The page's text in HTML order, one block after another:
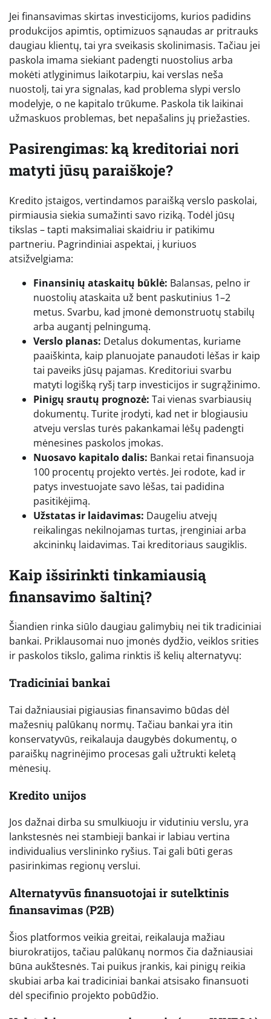
Jei finansavimas skirtas investicijoms, kurios padidins
produkcijos apimtis, optimizuos sąnaudas ar pritrauks
daugiau klientų, tai yra sveikasis skolinimasis. Tačiau jei
paskola imama siekiant padengti nuostolius arba
mokėti atlyginimus laikotarpiu, kai verslas neša
nuostolį, tai yra signalas, kad problema slypi verslo
modelyje, o ne kapitalo trūkume. Paskola tik laikinai
užmaskuos problemas, bet nepašalins jų priežasties.
Pasirengimas: ką kreditoriai nori
matyti jūsų paraiškoje?
Kredito įstaigos, vertindamos paraišką verslo paskolai,
pirmiausia siekia sumažinti savo riziką. Todėl jūsų
tikslas – tapti maksimaliai skaidriu ir patikimu
partneriu. Pagrindiniai aspektai, į kuriuos
atsižvelgiama:
Finansinių ataskaitų būklė: Balansas, pelno ir
nuostolių ataskaita už bent paskutinius 1–2
metus. Svarbu, kad įmonė demonstruotų stabilų
arba augantį pelningumą.
Verslo planas: Detalus dokumentas, kuriame
paaiškinta, kaip planuojate panaudoti lėšas ir kaip
tai paveiks jūsų pajamas. Kreditoriui svarbu
matyti logišką ryšį tarp investicijos ir sugrąžinimo.
Pinigų srautų prognozė: Tai vienas svarbiausių
dokumentų. Turite įrodyti, kad net ir blogiausiu
atveju verslas turės pakankamai lėšų padengti
mėnesines paskolos įmokas.
Nuosavo kapitalo dalis: Bankai retai finansuoja
100 procentų projekto vertės. Jei rodote, kad ir
patys investuojate savo lėšas, tai padidina
pasitikėjimą.
Užstatas ir laidavimas: Daugeliu atvejų
reikalingas nekilnojamas turtas, įrenginiai arba
akcininkų laidavimas. Tai kreditoriaus saugiklis.
Kaip išsirinkti tinkamiausią
finansavimo šaltinį?
Šiandien rinka siūlo daugiau galimybių nei tik tradiciniai
bankai. Priklausomai nuo įmonės dydžio, veiklos srities
ir paskolos tikslo, galima rinktis iš kelių alternatyvų:
Tradiciniai bankai
Tai dažniausiai pigiausias finansavimo būdas dėl
mažesnių palūkanų normų. Tačiau bankai yra itin
konservatyvūs, reikalauja daugybės dokumentų, o
paraiškų nagrinėjimo procesas gali užtrukti keletą
mėnesių.
Kredito unijos
Jos dažnai dirba su smulkiuoju ir vidutiniu verslu, yra
lankstesnės nei stambieji bankai ir labiau vertina
individualius verslininko ryšius. Tai gali būti geras
pasirinkimas regionų verslui.
Alternatyvūs finansuotojai ir sutelktinis
finansavimas (P2B)
Šios platformos veikia greitai, reikalauja mažiau
biurokratijos, tačiau palūkanų normos čia dažniausiai
būna aukštesnės. Tai puikus įrankis, kai pinigų reikia
skubiai arba kai tradiciniai bankai atsisako finansuoti
dėl specifinio projekto pobūdžio.